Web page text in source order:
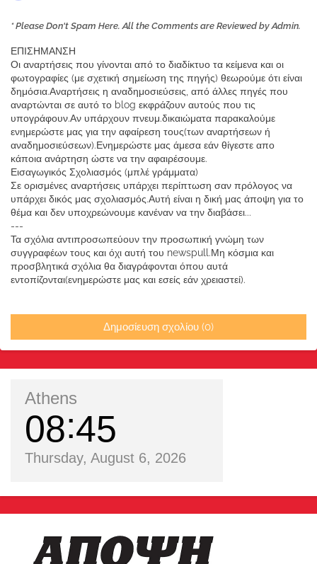
* Please Don't Spam Here. All the Comments are Reviewed by Admin.
ΕΠΙΣΗΜΑΝΣΗ
Οι αναρτήσεις που γίνονται από το διαδίκτυο τα κείμενα και οι
φωτογραφίες (με σχετική σημείωση της πηγής) θεωρούμε ότι είναι
δημόσια.Αναρτήσεις η αναδημοσιεύσεις, από άλλες πηγές που
αναρτώνται σε αυτό το blog εκφράζουν αυτούς που τις
υπογράφουν.Αν υπάρχουν πνευμ.δικαιώματα παρακαλούμε
ενημερώστε μας για την αφαίρεση τους(των αναρτήσεων ή
αναδημοσιεύσεων).Ενημερώστε μας άμεσα εάν θίγεστε απο
κάποια ανάρτηση ώστε να την αφαιρέσουμε.
Εισαγωγικός Σχολιασμός (μπλέ γράμματα)
Σε ορισμένες αναρτήσεις υπάρχει περίπτωση σαν πρόλογος να
υπάρχει δικός μας σχολιασμός.Αυτή είναι η δική μας άποψη για το
θέμα και δεν υποχρεώνουμε κανέναν να την διαβάσει...
---
Τα σχόλια αντιπροσωπεύουν την προσωπική γνώμη των
συγγραφέων τους και όχι αυτή του newspull.Μη κόσμια και
προσβλητικά σχόλια θα διαγράφονται όπου αυτά
εντοπίζονται(ενημερώστε μας και εσείς εάν χρειαστεί).
Δημοσίευση σχολίου (0)
Athens
08 45
Thursday, August 6, 2026